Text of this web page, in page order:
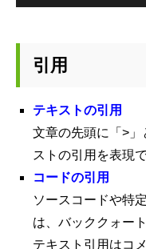
引用
テキストの引用
文章の先頭に「>
ストの引用を表現
コードの引用
ソースコードや特
は、バッククォー
テキスト引用はコ